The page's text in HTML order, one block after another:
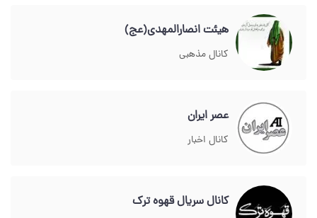
هیئت انصارالمهدی(عج)
کانال مذهبی
عصر ایران
کانال اخبار
کانال سریال قهوه ترک